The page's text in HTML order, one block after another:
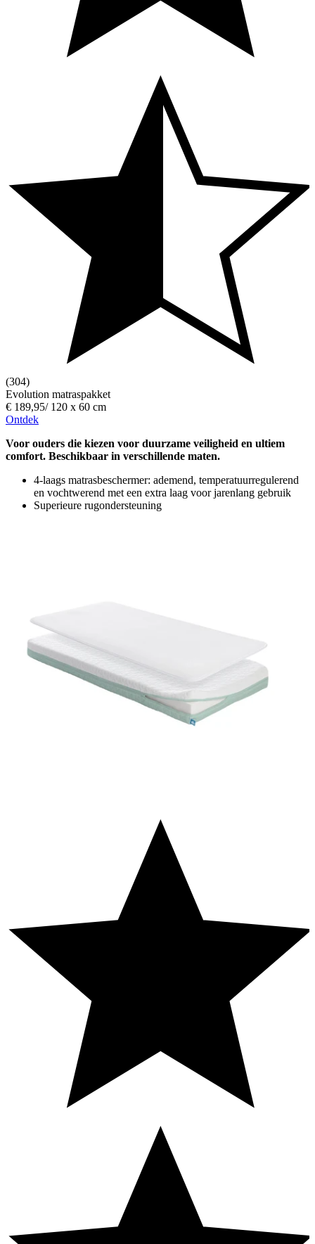
(304)
Evolution matraspakket
€ 189,95/ 120 x 60 cm
Ontdek
Voor ouders die kiezen voor duurzame veiligheid en ultiem
comfort. Beschikbaar in verschillende maten.
4-laags matrasbeschermer: ademend, temperatuurregulerend
en vochtwerend met een extra laag voor jarenlang gebruik
Superieure rugondersteuning